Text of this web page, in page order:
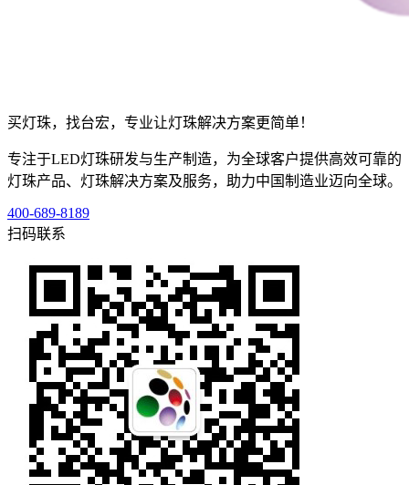
买灯珠，找台宏，专业让灯珠解决方案更简单！
专注于LED灯珠研发与生产制造，为全球客户提供高效可靠的
灯珠产品、灯珠解决方案及服务，助力中国制造业迈向全球。
400-689-8189
扫码联系